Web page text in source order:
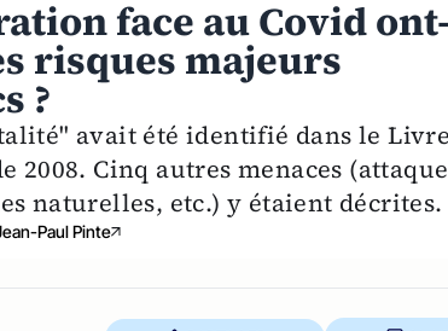
face au Covid ont-
risques majeurs
?
avait été identifié dans le Livre
Cinq autres menaces
naturelles, etc.) y étaient décrites.
Paul Pinte